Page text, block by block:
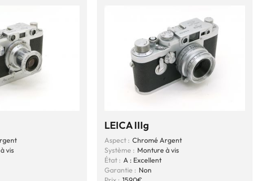
vis
LEICA IIIg
Aspect : Chromé Argent
Système : Monture à vis
État : A : Excellent
Garantie : Non